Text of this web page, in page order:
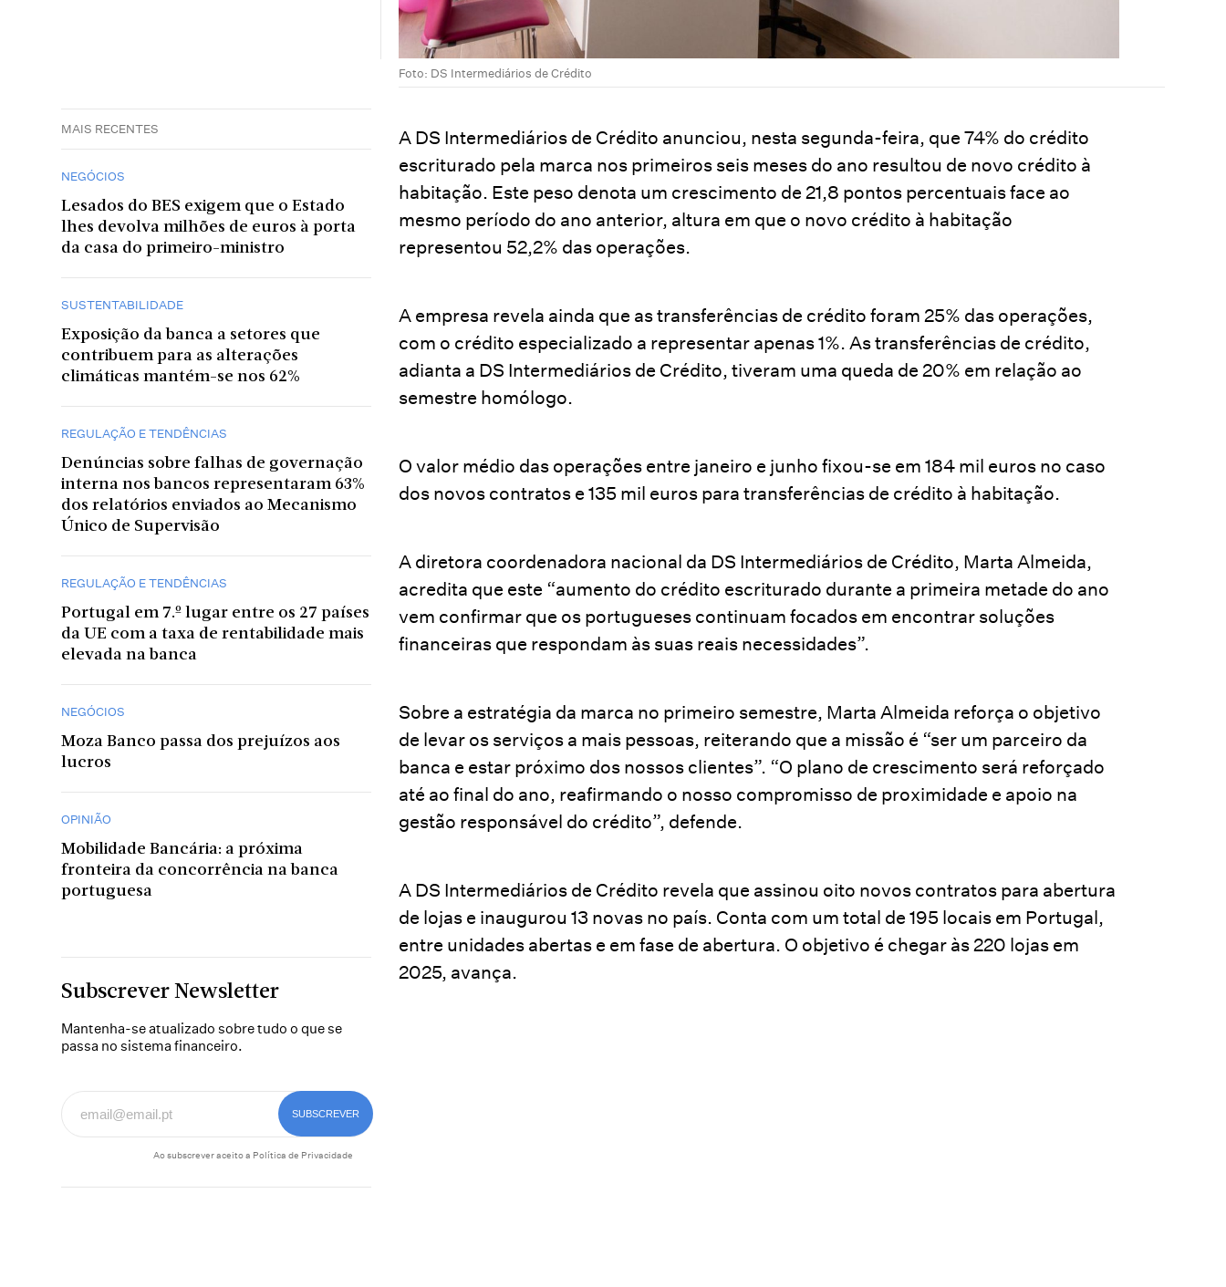
MAIS RECENTES
NEGÓCIOS
Lesados do BES exigem que o Estado
lhes devolva milhões de euros à porta
da casa do primeiro-ministro
SUSTENTABILIDADE
Exposição da banca a setores que
contribuem para as alterações
climáticas mantém-se nos 62%
REGULAÇÃO E TENDÊNCIAS
Denúncias sobre falhas de governação
interna nos bancos representaram 63%
dos relatórios enviados ao Mecanismo
Único de Supervisão
REGULAÇÃO E TENDÊNCIAS
Portugal em 7.º lugar entre os 27 países
da UE com a taxa de rentabilidade mais
elevada na banca
NEGÓCIOS
Moza Banco passa dos prejuízos aos
lucros
OPINIÃO
Mobilidade Bancária: a próxima
fronteira da concorrência na banca
portuguesa
Subscrever Newsletter
Mantenha-se atualizado sobre tudo o que se
passa no sistema financeiro.
Ao subscrever aceito a Política de Privacidade
Foto: DS Intermediários de Crédito
A DS Intermediários de Crédito anunciou, nesta segunda-feira, que 74% do crédito
escriturado pela marca nos primeiros seis meses do ano resultou de novo crédito à
habitação. Este peso denota um crescimento de 21,8 pontos percentuais face ao
mesmo período do ano anterior, altura em que o novo crédito à habitação
representou 52,2% das operações.
A empresa revela ainda que as transferências de crédito foram 25% das operações,
com o crédito especializado a representar apenas 1%. As transferências de crédito,
adianta a DS Intermediários de Crédito, tiveram uma queda de 20% em relação ao
semestre homólogo.
O valor médio das operações entre janeiro e junho fixou-se em 184 mil euros no caso
dos novos contratos e 135 mil euros para transferências de crédito à habitação.
A diretora coordenadora nacional da DS Intermediários de Crédito, Marta Almeida,
acredita que este “aumento do crédito escriturado durante a primeira metade do ano
vem confirmar que os portugueses continuam focados em encontrar soluções
financeiras que respondam às suas reais necessidades”.
Sobre a estratégia da marca no primeiro semestre, Marta Almeida reforça o objetivo
de levar os serviços a mais pessoas, reiterando que a missão é “ser um parceiro da
banca e estar próximo dos nossos clientes”. “O plano de crescimento será reforçado
até ao final do ano, reafirmando o nosso compromisso de proximidade e apoio na
gestão responsável do crédito”, defende.
A DS Intermediários de Crédito revela que assinou oito novos contratos para abertura
de lojas e inaugurou 13 novas no país. Conta com um total de 195 locais em Portugal,
entre unidades abertas e em fase de abertura. O objetivo é chegar às 220 lojas em
2025, avança.